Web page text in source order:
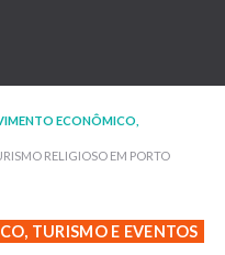
ECONÔMICO,
RELIGIOSO EM PORTO
TURISMO E EVENTOS